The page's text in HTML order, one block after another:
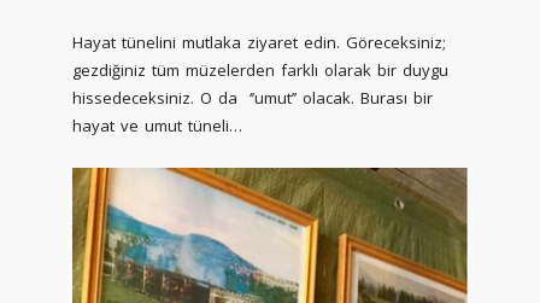
Hayat tünelini mutlaka ziyaret edin. Göreceksiniz;
gezdiğiniz tüm müzelerden farklı olarak bir duygu
hissedeceksiniz. O da ‘’umut’’ olacak. Burası bir
hayat ve umut tüneli…